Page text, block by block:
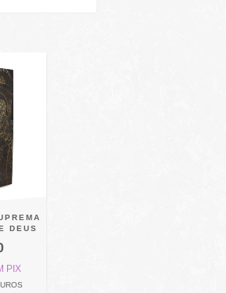
DEUS
PIX